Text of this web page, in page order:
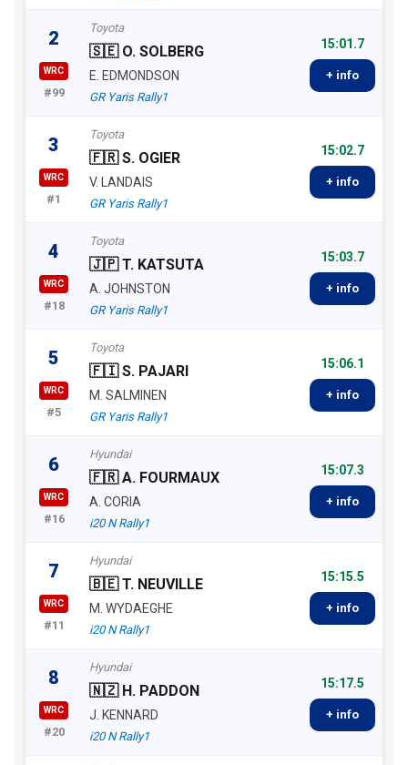
2
WRC
#99
Toyota
🇸🇪 O. SOLBERG
E. EDMONDSON
GR Yaris Rally1
15:01.7
+ info
3
WRC
#1
Toyota
🇫🇷 S. OGIER
V. LANDAIS
GR Yaris Rally1
15:02.7
+ info
4
WRC
#18
Toyota
🇯🇵 T. KATSUTA
A. JOHNSTON
GR Yaris Rally1
15:03.7
+ info
5
WRC
#5
Toyota
🇫🇮 S. PAJARI
M. SALMINEN
GR Yaris Rally1
15:06.1
+ info
6
WRC
#16
Hyundai
🇫🇷 A. FOURMAUX
A. CORIA
i20 N Rally1
15:07.3
+ info
7
WRC
#11
Hyundai
🇧🇪 T. NEUVILLE
M. WYDAEGHE
i20 N Rally1
15:15.5
+ info
8
WRC
#20
Hyundai
🇳🇿 H. PADDON
J. KENNARD
i20 N Rally1
15:17.5
+ info